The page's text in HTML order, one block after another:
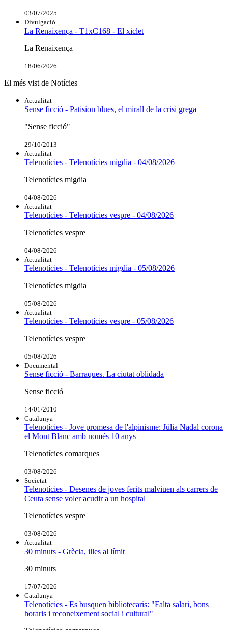
03/07/2025
Divulgació
La Renaixença - T1xC168 - El xiclet
La Renaixença
18/06/2026
El més vist de Notícies
Actualitat
Sense ficció - Patision blues, el mirall de la crisi grega
"Sense ficció"
29/10/2013
Actualitat
Telenotícies - Telenotícies migdia - 04/08/2026
Telenotícies migdia
04/08/2026
Actualitat
Telenotícies - Telenotícies vespre - 04/08/2026
Telenotícies vespre
04/08/2026
Actualitat
Telenotícies - Telenotícies migdia - 05/08/2026
Telenotícies migdia
05/08/2026
Actualitat
Telenotícies - Telenotícies vespre - 05/08/2026
Telenotícies vespre
05/08/2026
Documental
Sense ficció - Barraques. La ciutat oblidada
Sense ficció
14/01/2010
Catalunya
Telenotícies - Jove promesa de l'alpinisme: Júlia Nadal corona
el Mont Blanc amb només 10 anys
Telenotícies comarques
03/08/2026
Societat
Telenotícies - Desenes de joves ferits malviuen als carrers de
Ceuta sense voler acudir a un hospital
Telenotícies vespre
03/08/2026
Actualitat
30 minuts - Grècia, illes al límit
30 minuts
17/07/2026
Catalunya
Telenotícies - Es busquen bibliotecaris: "Falta salari, bons
horaris i reconeixement social i cultural"